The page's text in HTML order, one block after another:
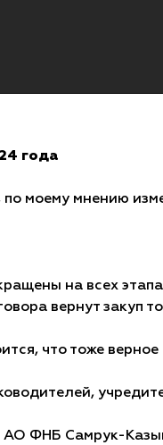
года
по моему мнению
на всех
вернут закуп
что тоже
АО ФНБ Самрук-